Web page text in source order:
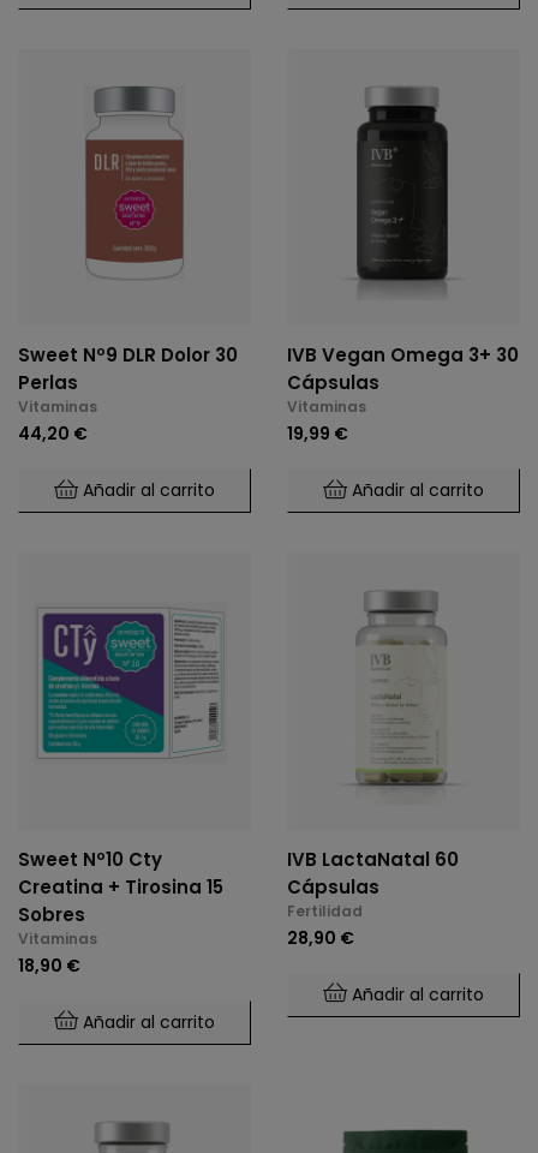
Sweet Nº9 DLR Dolor 30
Perlas
Vitaminas
44,20 €
Añadir al carrito
IVB Vegan Omega 3+ 30
Cápsulas
Vitaminas
19,99 €
Añadir al carrito
Sweet Nº10 Cty
Creatina + Tirosina 15
Sobres
Vitaminas
18,90 €
Añadir al carrito
IVB LactaNatal 60
Cápsulas
Fertilidad
28,90 €
Añadir al carrito